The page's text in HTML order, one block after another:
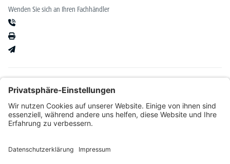
Wenden Sie sich an Ihren Fachhändler
Kataloge & mehr
Betriebseinrichtung. Wir behalten uns nach Bonitätsprüfung sowie bei Neukunden die
Wahl der Zahlungsabwicklung vor. Natürlich setzen wir uns mit Ihnen in Verbindung,